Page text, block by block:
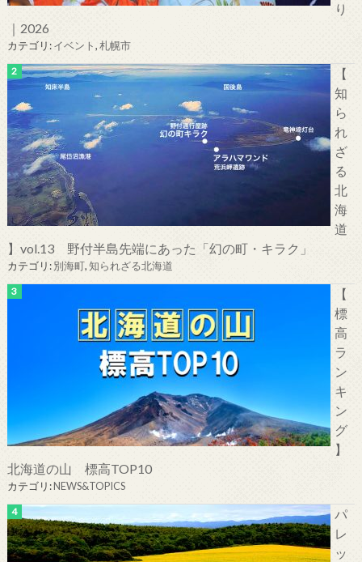
り
｜2026
カテゴリ:イベント,札幌市
【
知
ら
れ
ざ
る
北
海
道
】vol.13 野付半島先端にあった「幻の町・キラク」
カテゴリ:別海町,知られざる北海道
【
標
高
ラ
ン
キ
ン
グ
】
北海道の山 標高TOP10
カテゴリ:NEWS&TOPICS
パ
レ
ッ